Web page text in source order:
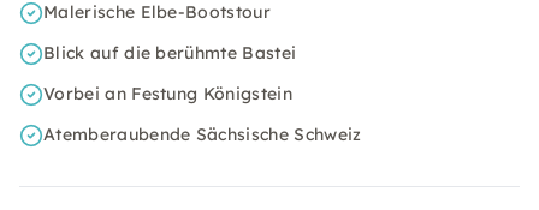
Malerische Elbe-Bootstour
Blick auf die berühmte Bastei
Vorbei an Festung Königstein
Atemberaubende Sächsische Schweiz